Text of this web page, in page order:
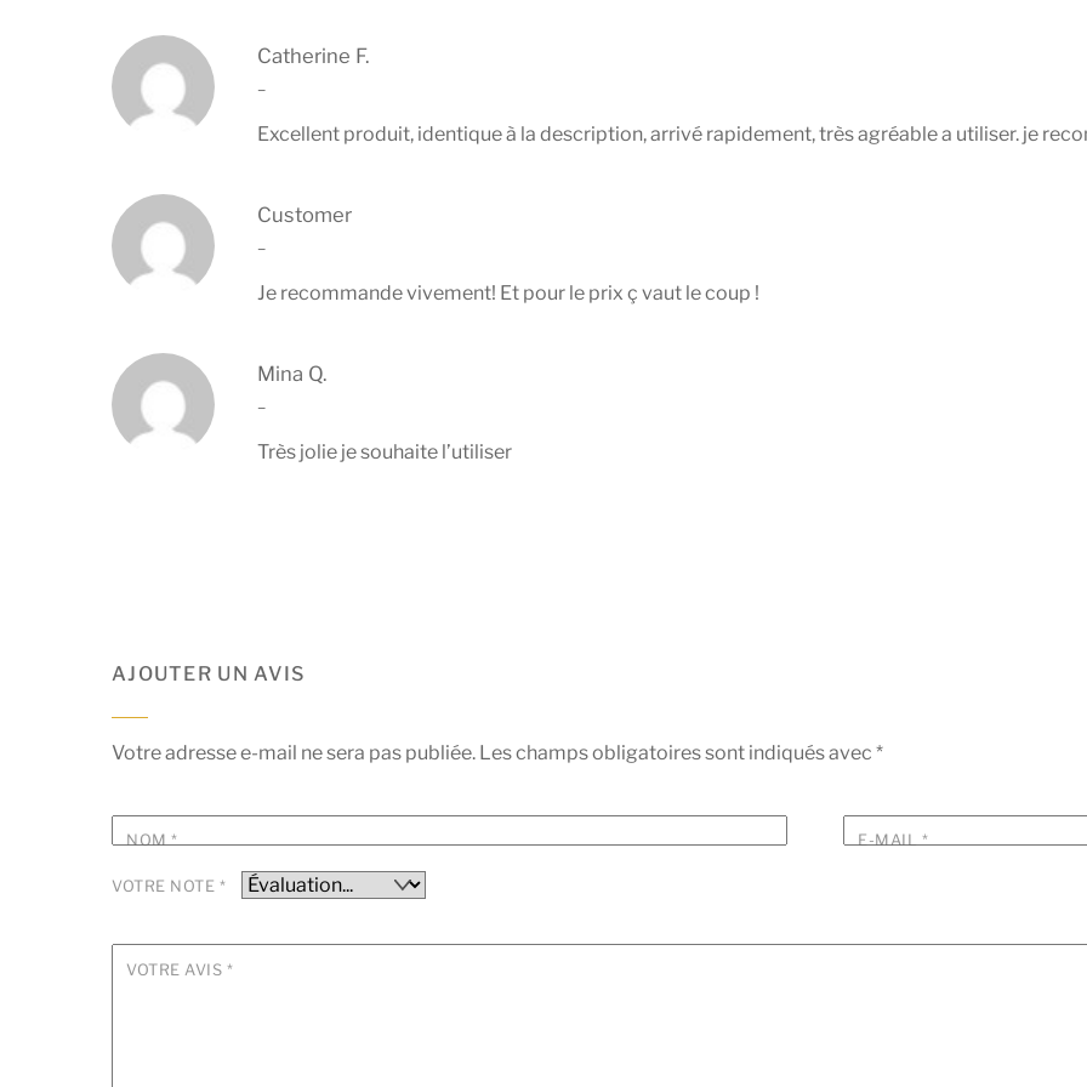
Catherine F.
–
Excellent produit, identique à la description, arrivé rapidement, très agréable a utiliser. je
Customer
–
Je recommande vivement! Et pour le prix ç vaut le coup !
Mina Q.
–
Très jolie je souhaite l’utiliser
AJOUTER UN AVIS
Votre adresse e-mail ne sera pas publiée. Les champs obligatoires sont indiqués avec *
NOM* E-MAIL *
VOTRE NOTE *
VOTRE AVIS *